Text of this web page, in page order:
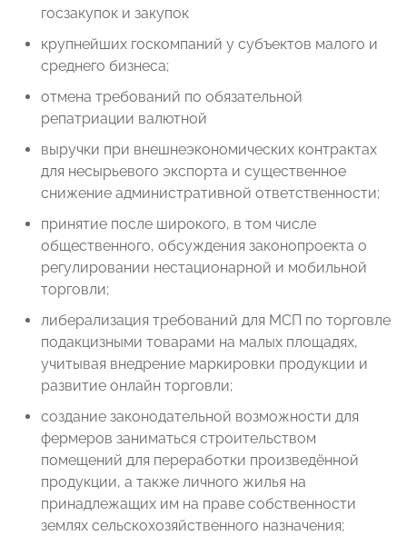
госзакупок и закупок
крупнейших госкомпаний у субъектов малого и
среднего бизнеса;
отмена требований по обязательной
репатриации валютной
выручки при внешнеэкономических контрактах
для несырьевого экспорта и существенное
снижение административной ответственности;
принятие после широкого, в том числе
общественного, обсуждения законопроекта о
регулировании нестационарной и мобильной
торговли;
либерализация требований для МСП по торговле
подакцизными товарами на малых площадях,
учитывая внедрение маркировки продукции и
развитие онлайн торговли;
создание законодательной возможности для
фермеров заниматься строительством
помещений для переработки произведённой
продукции, а также личного жилья на
принадлежащих им на праве собственности
землях сельскохозяйственного назначения;